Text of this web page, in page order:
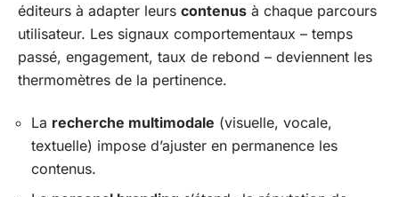
éditeurs à adapter leurs contenus à chaque parcours
utilisateur. Les signaux comportementaux – temps
passé, engagement, taux de rebond – deviennent les
thermomètres de la pertinence.
La recherche multimodale (visuelle, vocale,
textuelle) impose d’ajuster en permanence les
contenus.